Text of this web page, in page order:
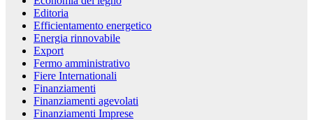
Editoria
Efficientamento energetico
Energia rinnovabile
Export
Fermo amministrativo
Fiere Internationali
Finanziamenti
Finanziamenti agevolati
Finanziamenti Imprese